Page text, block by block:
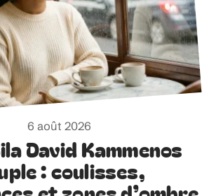
6 août 2026
David Kammenos
: coulisses,